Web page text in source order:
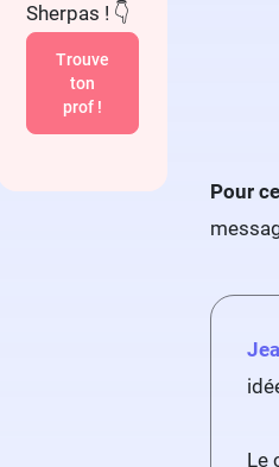
Pour
Le
Sherpas ! 👇
Trouve
ton
prof !